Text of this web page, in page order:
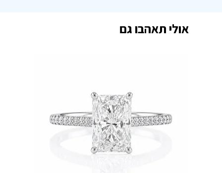
אולי תאהבו גם